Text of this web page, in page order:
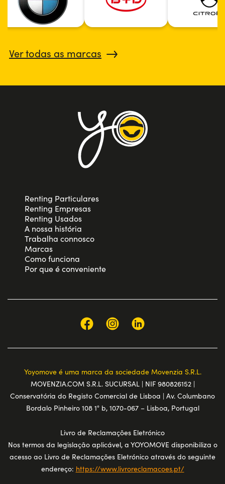
Ver todas as marcas
Renting Particulares
Renting Empresas
Renting Usados
A nossa história
Trabalha connosco
Marcas
Como funciona
Por que é conveniente
Yoyomove é uma marca da sociedade Movenzia S.R.L.
MOVENZIA.COM S.R.L. SUCURSAL | NIF 980826152 |
Conservatória do Registo Comercial de Lisboa | Av. Columbano
Bordalo Pinheiro 108 1° b, 1070-067 – Lisboa, Portugal
Livro de Reclamações Eletrónico
Nos termos da legislação aplicável, a YOYOMOVE disponibiliza o
acesso ao Livro de Reclamações Eletrónico através do seguinte
endereço: https://www.livroreclamacoes.pt/